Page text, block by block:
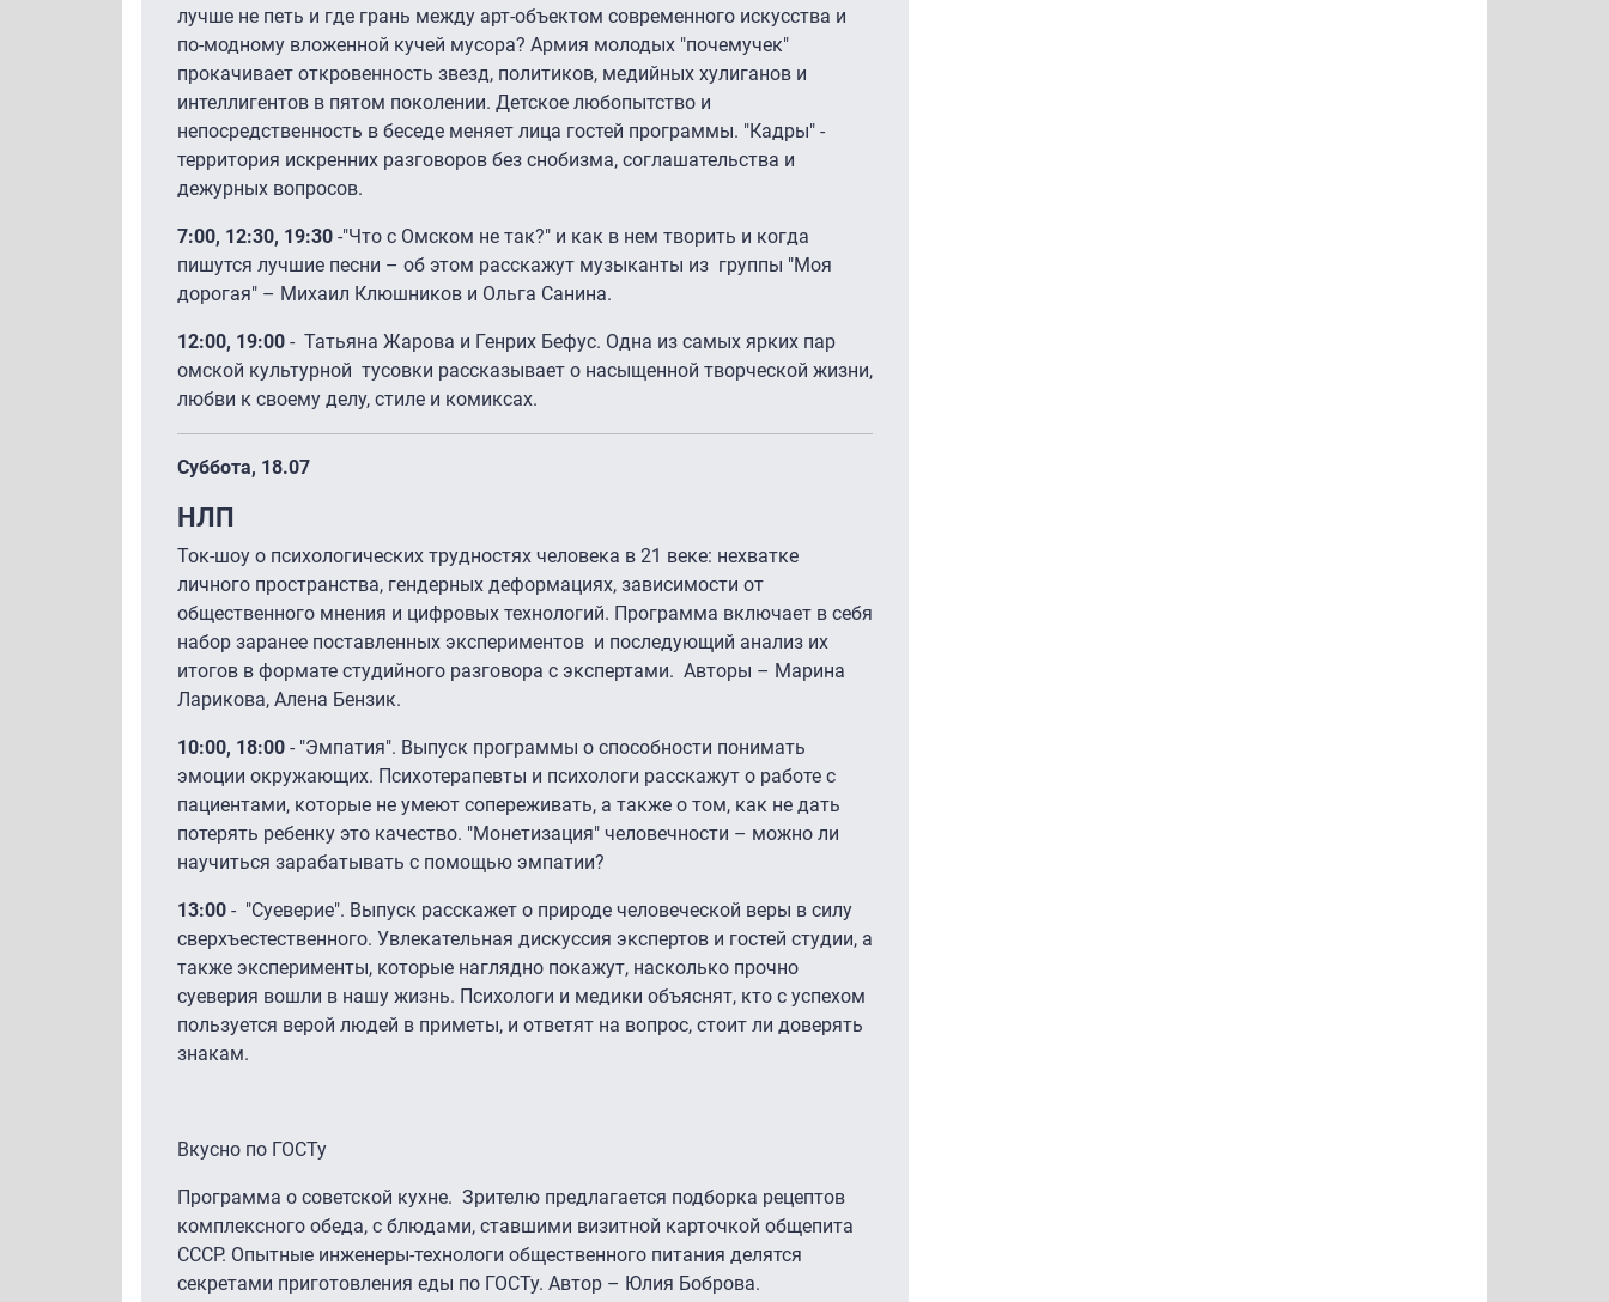
лучше не петь и где грань между арт-объектом современного искусства и
по-модному вложенной кучей мусора? Армия молодых "почемучек"
прокачивает откровенность звезд, политиков, медийных хулиганов и
интеллигентов в пятом поколении. Детское любопытство и
непосредственность в беседе меняет лица гостей программы. "Кадры" -
территория искренних разговоров без снобизма, соглашательства и
дежурных вопросов.
7:00, 12:30, 19:30 -"Что с Омском не так?" и как в нем творить и когда
пишутся лучшие песни – об этом расскажут музыканты из группы "Моя
дорогая" – Михаил Клюшников и Ольга Санина.
12:00, 19:00 - Татьяна Жарова и Генрих Бефус. Одна из самых ярких пар
омской культурной тусовки рассказывает о насыщенной творческой жизни,
любви к своему делу, стиле и комиксах.
Суббота, 18.07
НЛП
Ток-шоу о психологических трудностях человека в 21 веке: нехватке
личного пространства, гендерных деформациях, зависимости от
общественного мнения и цифровых технологий. Программа включает в себя
набор заранее поставленных экспериментов и последующий анализ их
итогов в формате студийного разговора с экспертами. Авторы – Марина
Ларикова, Алена Бензик.
10:00, 18:00 - "Эмпатия". Выпуск программы о способности понимать
эмоции окружающих. Психотерапевты и психологи расскажут о работе с
пациентами, которые не умеют сопереживать, а также о том, как не дать
потерять ребенку это качество. "Монетизация" человечности – можно ли
научиться зарабатывать с помощью эмпатии?
13:00 - "Суеверие". Выпуск расскажет о природе человеческой веры в силу
сверхъестественного. Увлекательная дискуссия экспертов и гостей студии, а
также эксперименты, которые наглядно покажут, насколько прочно
суеверия вошли в нашу жизнь. Психологи и медики объяснят, кто с успехом
пользуется верой людей в приметы, и ответят на вопрос, стоит ли доверять
знакам.
Вкусно по ГОСТу
Программа о советской кухне. Зрителю предлагается подборка рецептов
комплексного обеда, с блюдами, ставшими визитной карточкой общепита
СССР. Опытные инженеры-технологи общественного питания делятся
секретами приготовления еды по ГОСТу. Автор – Юлия Боброва.